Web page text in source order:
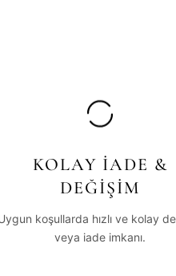
KOLAY İADE &
DEĞİŞİM
koşullarda hızlı ve kolay
veya iade imkanı.